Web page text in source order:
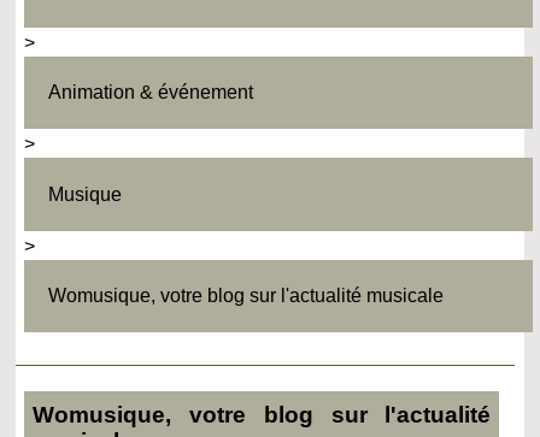
>
Animation & événement
>
Musique
>
Womusique, votre blog sur l'actualité musicale
Womusique, votre blog sur l'actualité